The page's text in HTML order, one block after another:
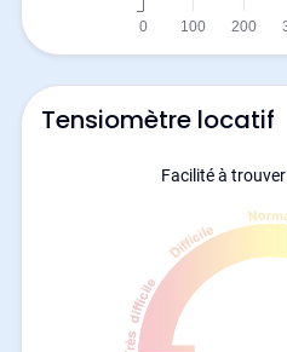
Tensiomètre locatif
Facilité à